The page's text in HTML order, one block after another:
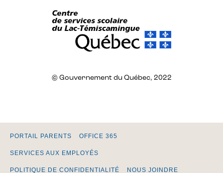
© Gouvernement du Québec, 2022
PORTAIL PARENTS OFFICE 365
SERVICES AUX EMPLOYÉS
POLITIQUE DE CONFIDENTIALITÉ NOUS JOINDRE